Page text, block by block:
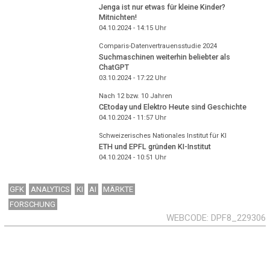
Jenga ist nur etwas für kleine Kinder?
Mitnichten!
04.10.2024 - 14:15Uhr
Comparis-Datenvertrauensstudie 2024
Suchmaschinen weiterhin beliebter als
ChatGPT
03.10.2024 - 17:22Uhr
Nach 12 bzw. 10 Jahren
CEtoday und Elektro Heute sind Geschichte
04.10.2024 - 11:57Uhr
Schweizerisches Nationales Institut für KI
ETH und EPFL gründen KI-Institut
04.10.2024 - 10:51 Uhr
GFK ANALYTICS KI AI
MÄRKTE
FORSCHUNG
WEBCODE DPF8_229306